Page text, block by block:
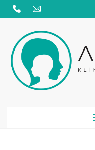
Skip
to